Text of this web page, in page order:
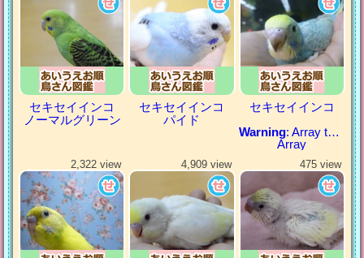
セキセイインコ
ノーマルグリーン
セキセイインコ
パイド
セキセイインコ
Warning: Array to string conversion in
Array
2,322 view 4,909 view 475 view